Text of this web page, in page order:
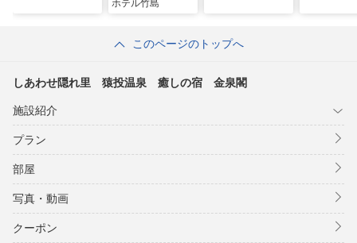
ホテル竹島
このページのトップへ
しあわせ隠れ里 猿投温泉 癒しの宿 金泉閣
施設紹介
プラン
部屋
写真・動画
クーポン